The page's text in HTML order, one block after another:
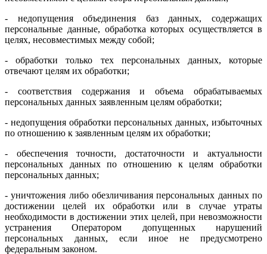
- недопущения объединения баз данных, содержащих
персональные данные, обработка которых осуществляется в
целях, несовместимых между собой;
- обработки только тех персональных данных, которые
отвечают целям их обработки;
- соответствия содержания и объема обрабатываемых
персональных данных заявленным целям обработки;
- недопущения обработки персональных данных, избыточных
по отношению к заявленным целям их обработки;
- обеспечения точности, достаточности и актуальности
персональных данных по отношению к целям обработки
персональных данных;
- уничтожения либо обезличивания персональных данных по
достижении целей их обработки или в случае утраты
необходимости в достижении этих целей, при невозможности
устранения Оператором допущенных нарушений
персональных данных, если иное не предусмотрено
федеральным законом.